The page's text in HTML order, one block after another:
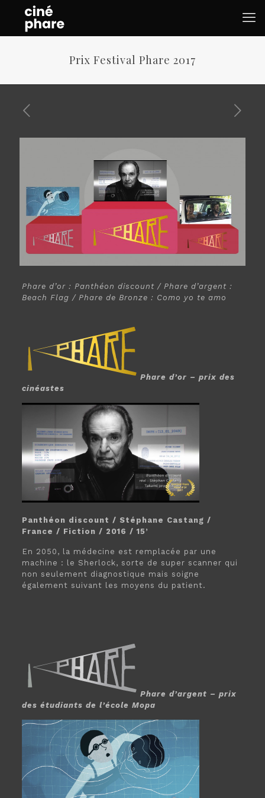
Prix Festival Phare 2017
Phare d’or : Panthéon discount / Phare d’argent :
Beach Flag / Phare de Bronze : Como yo te amo
Phare d’or – prix des
cinéastes
Panthéon discount / Stéphane Castang /
France / Fiction / 2016 / 15’
En 2050, la médecine est remplacée par une
machine : le Sherlock, sorte de super scanner qui
non seulement diagnostique mais soigne
également suivant les moyens du patient.
Phare d’argent – prix
des étudiants de l’école Mopa